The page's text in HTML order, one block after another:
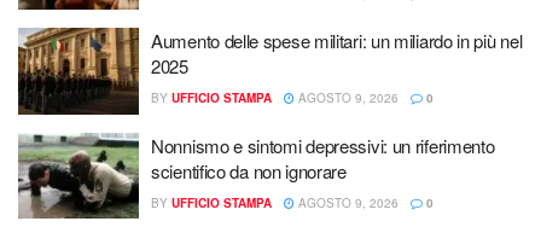
Aumento delle spese militari: un miliardo in più nel
2025
BY UFFICIO STAMPA AGOSTO 9, 2026 0
Nonnismo e sintomi depressivi: un riferimento
scientifico da non ignorare
BY UFFICIO STAMPA AGOSTO 9, 2026 0